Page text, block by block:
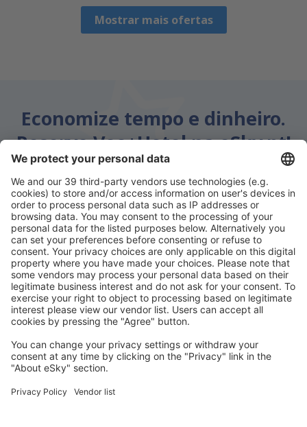
Mostrar mais ofertas
Economize tempo e dinheiro.
Reserve Voo+Hotel na eSky.pt!
Confira
Descarregue a nossa appe planeie
convenientemente as suas viagens